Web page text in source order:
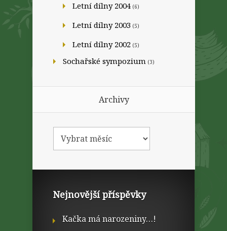
Letní dílny 2004 (6)
Letní dílny 2003 (5)
Letní dílny 2002 (5)
Sochařské sympozium (3)
Archivy
Nejnovější příspěvky
Kačka má narozeniny…!